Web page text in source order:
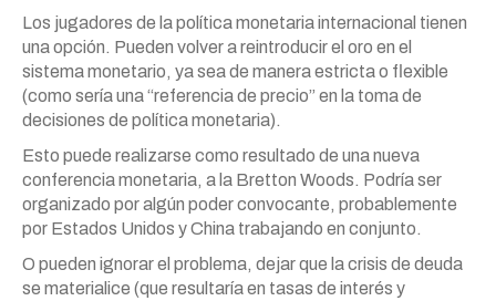
Los jugadores de la política monetaria internacional tienen
una opción. Pueden volver a reintroducir el oro en el
sistema monetario, ya sea de manera estricta o flexible
(como sería una “referencia de precio” en la toma de
decisiones de política monetaria).
Esto puede realizarse como resultado de una nueva
conferencia monetaria, a la Bretton Woods. Podría ser
organizado por algún poder convocante, probablemente
por Estados Unidos y China trabajando en conjunto.
O pueden ignorar el problema, dejar que la crisis de deuda
se materialice (que resultaría en tasas de interés y